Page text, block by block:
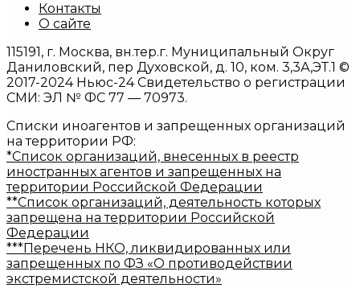
Контакты
О сайте
115191, г. Москва, вн.тер.г. Муниципальный Округ
Даниловский, пер Духовской, д. 10, ком. 3,3А,ЭТ.1 ©
2017-2024 Ньюс-24 Свидетельство о регистрации
СМИ: ЭЛ № ФС 77 — 70973.
Списки иноагентов и запрещенных организаций
на территории РФ:
*Список организаций, внесенных в реестр
иностранных агентов и запрещенных на
территории Российской Федерации
**Список организаций, деятельность которых
запрещена на территории Российской
Федерации
***Перечень НКО, ликвидированных или
запрещенных по ФЗ «О противодействии
экстремистской деятельности»